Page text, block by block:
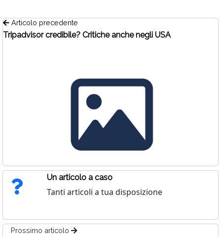
Articolo precedente
Tripadvisor credibile? Critiche anche negli USA
Un articolo a caso
Tanti articoli a tua disposizione
Prossimo articolo